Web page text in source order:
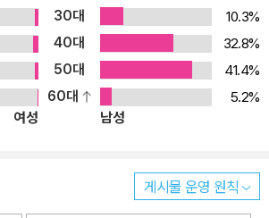
30대
10.3%
40대
32.8%
50대
41.4%
60대
5.2%
여성
남성
게시물 운영 원칙